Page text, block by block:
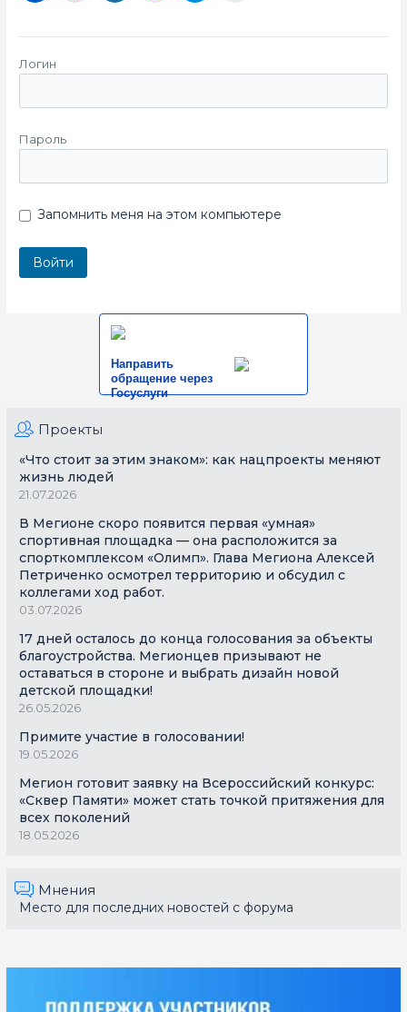
Логин
Пароль
Запомнить меня на этом компьютере
Направить
обращение через
Госуслуги
Проекты
«Что стоит за этим знаком»: как нацпроекты меняют
жизнь людей
21.07.2026
В Мегионе скоро появится первая «умная»
спортивная площадка — она расположится за
спорткомплексом «Олимп». Глава Мегиона Алексей
Петриченко осмотрел территорию и обсудил с
коллегами ход работ.
03.07.2026
17 дней осталось до конца голосования за объекты
благоустройства. Мегионцев призывают не
оставаться в стороне и выбрать дизайн новой
детской площадки!
26.05.2026
Примите участие в голосовании!
19.05.2026
Мегион готовит заявку на Всероссийский конкурс:
«Сквер Памяти» может стать точкой притяжения для
всех поколений
18.05.2026
Мнения
Место для последних новостей с форума